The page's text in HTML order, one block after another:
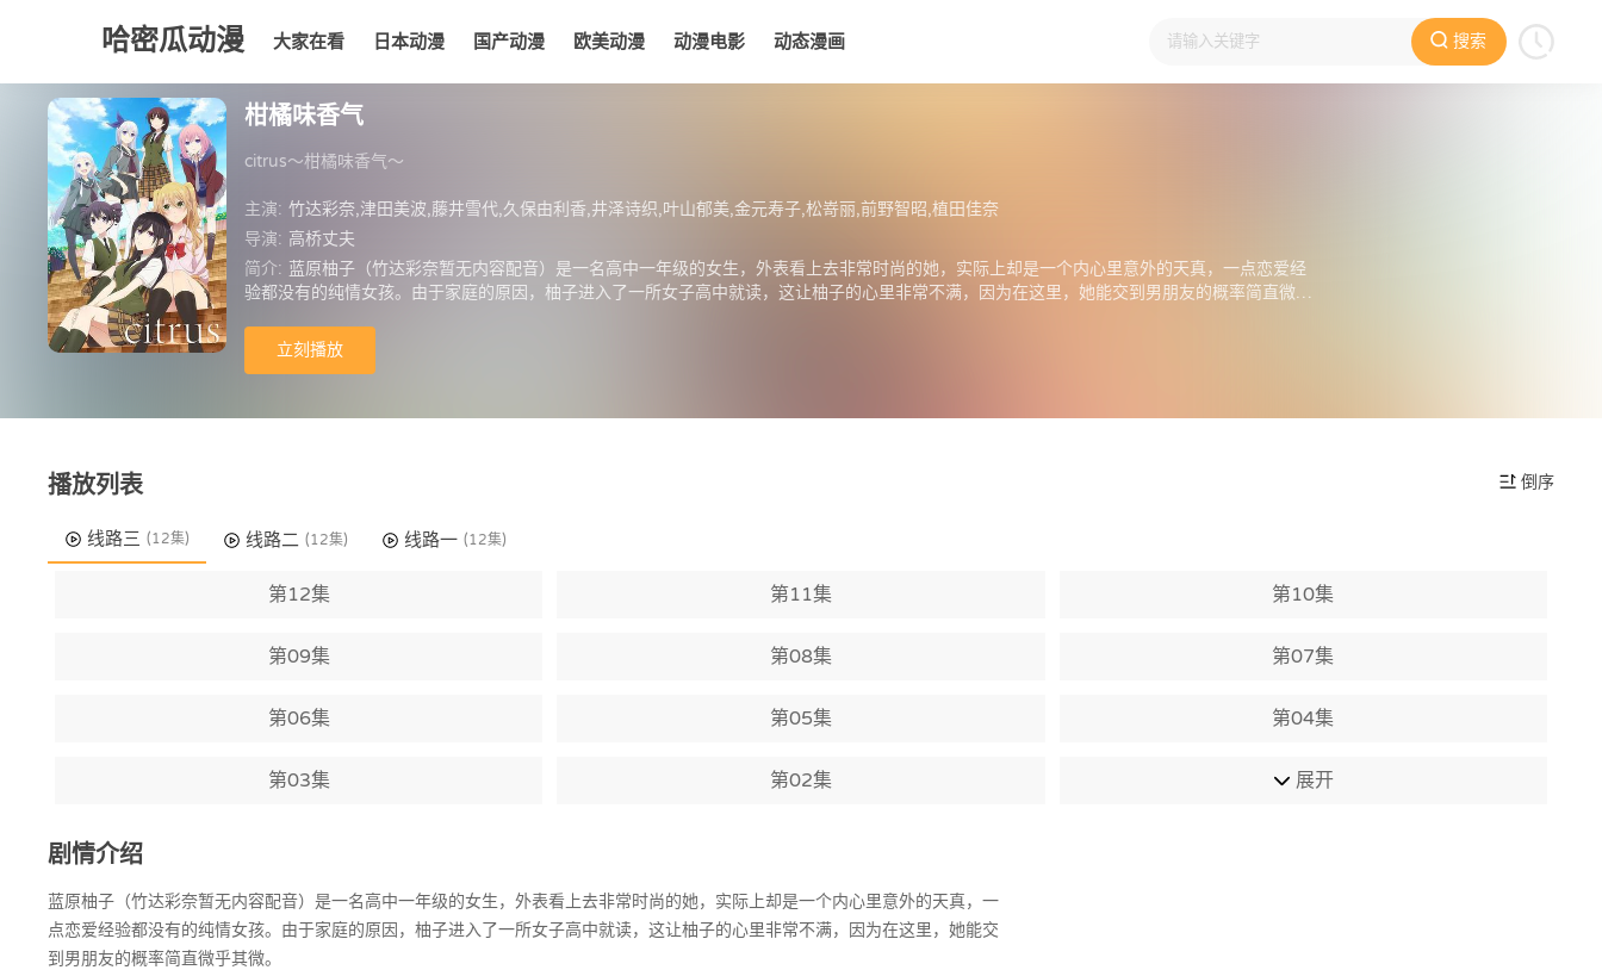
哈密瓜动漫 大家在看 日本动漫 国产动漫 欧美动漫 动漫电影 动态漫画 搜索
大家在看 日本动漫 国产动漫
柑橘味香气
citrus～柑橘味香气～
主演: 竹达彩奈,津田美波,藤井雪代,久保由利香,井泽诗织,叶山郁美,金元寿子,松嵜丽,前野智昭,植田佳奈
导演: 高桥丈夫
简介: 蓝原柚子（竹达彩奈暂无内容配音）是一名高中一年级的女生，外表看上去非常时尚的她，实际上却是一个内心里意外的天真，一点恋爱经
验都没有的纯情女孩。由于家庭的原因，柚子进入了一所女子高中就读，这让柚子的心里非常不满，因为在这里，她能交到男朋友的概率简直微乎
立刻播放
播放列表 倒序
线路三 (12集) 线路二 (12集) 线路一 (12集)
第12集 第11集 第10集
第09集 第08集 第07集
第06集 第05集 第04集
第03集 第02集 展开
剧情介绍
蓝原柚子（竹达彩奈暂无内容配音）是一名高中一年级的女生，外表看上去非常时尚的她，实际上却是一个内心里意外的天真，一
点恋爱经验都没有的纯情女孩。由于家庭的原因，柚子进入了一所女子高中就读，这让柚子的心里非常不满，因为在这里，她能交
到男朋友的概率简直微乎其微。